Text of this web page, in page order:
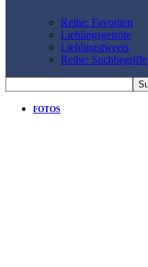
Reihe: Favoriten
Lieblingsgetröte
Lieblingstweets
Reihe: Suchbegriffe
FOTOS